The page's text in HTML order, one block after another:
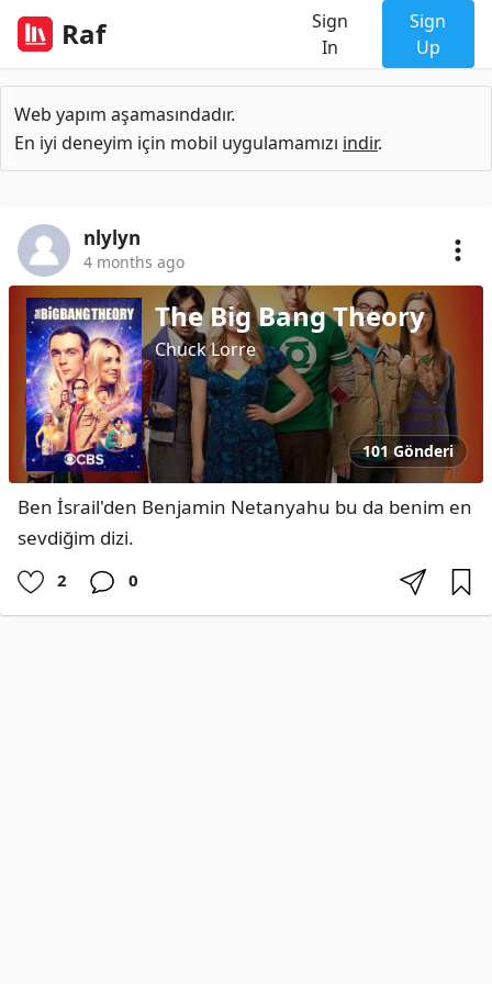
Raf
Sign
In
Sign
Up
Web yapım aşamasındadır.
En iyi deneyim için mobil uygulamamızı indir.
nlylyn
4 months ago
The Big Bang Theory
Chuck Lorre
101 Gönderi
Ben İsrail'den Benjamin Netanyahu bu da benim en
sevdiğim dizi.
2 0